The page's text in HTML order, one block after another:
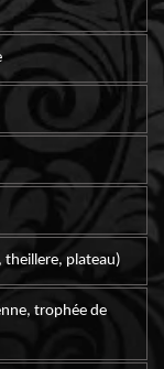
theillere, plateau)
trophée de